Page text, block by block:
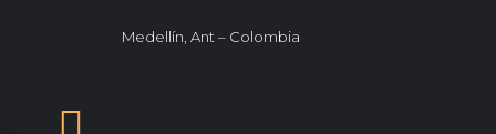
Medellín, Ant – Colombia